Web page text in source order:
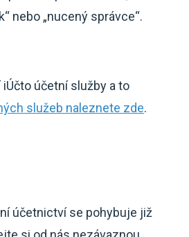
nebo „nucený správce“.
účetní služby a to
služeb naleznete zde.
účetnictví se pohybuje již